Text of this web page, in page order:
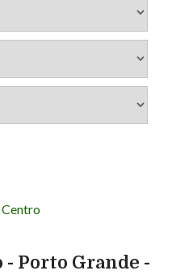
Centro
Porto Grande -